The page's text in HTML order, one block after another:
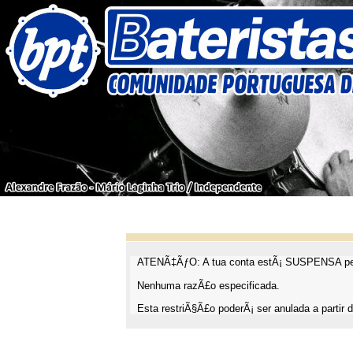
ATENÃ‡ÃƒO: A tua conta estÃ¡ SUSPENSA
Nenhuma razÃ£o especificada.
Esta restriÃ§Ã£o poderÃ¡ ser anulada a partir